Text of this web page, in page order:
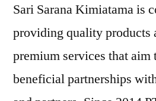
Sari Sarana Kimiatama is
providing quality products
premium services that
beneficial partnerships